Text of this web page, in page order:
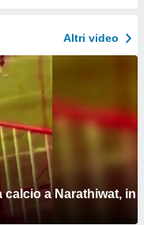
Altri video
a Narathiwat, in